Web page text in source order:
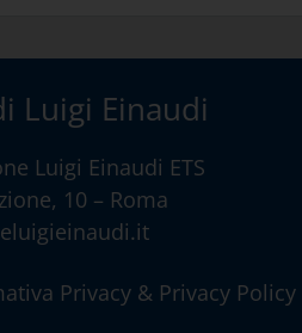
Luigi Einaudi
Luigi Einaudi ETS
10 – Roma
Privacy & Privacy Policy